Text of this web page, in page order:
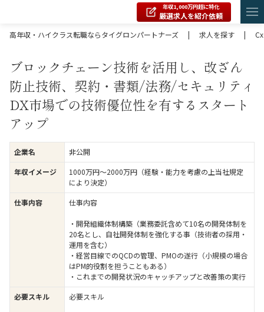
年収1,000万円超に特化
厳選求人を紹介依頼
高年収・ハイクラス転職ならタイグロンパートナーズ
| 求人を探す |
ブロックチェーン技術を活用し、改ざん
防止技術、契約・書類/法務/セキュリティ
DX市場での技術優位性を有するスタート
アップ
企業名
非公開
年収イメージ
1000万円〜2000万円（経験・能力を考慮の上当社規定
により決定）
仕事内容
仕事内容
・開発組織体制構築（業務委託含めて10名の開発体制を
20名とし、自社開発体制を強化する事（技術者の採用・
運用を含む）
・経営目線でのQCDの管理、PMOの遂行（小規模の場合
はPM的役割を担うこともある）
・これまでの開発状況のキャッチアップと改善策の実行
必要スキル
必要スキル